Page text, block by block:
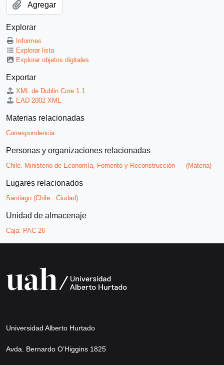
Agregar
Explorar
Informes
Explorar lista
Explorar objetos digitales
Exportar
XML de Dublin Core 1.1
EAD 2002 XML
Materias relacionadas
Correspondencia
Personas y organizaciones relacionadas
Chile. Ministerio de Economía, Fomento y Reconstrucción (Materia)
Lugares relacionados
Santiago (Chile : Ciudad)
Unidad de almacenaje
Caja: PAC 26
Universidad Alberto Hurtado
Avda. Bernardo O’Higgins 1825